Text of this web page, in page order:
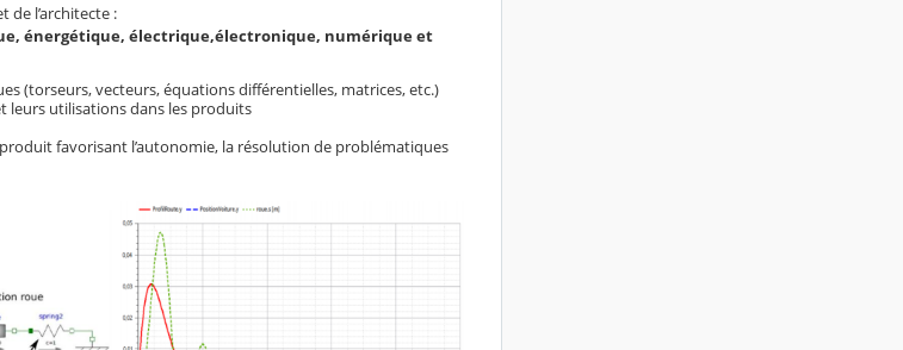
de l’architecte :
énergétique, électrique,électronique, numérique et
(torseurs, vecteurs, équations différentielles, matrices, etc.)
leurs utilisations dans les produits
produit favorisant l’autonomie, la résolution de problématiques